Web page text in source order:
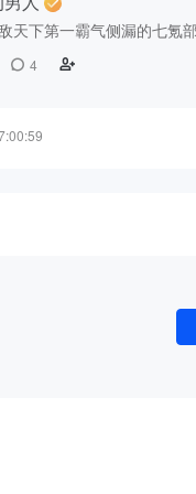
天下第一霸气侧漏的七氪
4